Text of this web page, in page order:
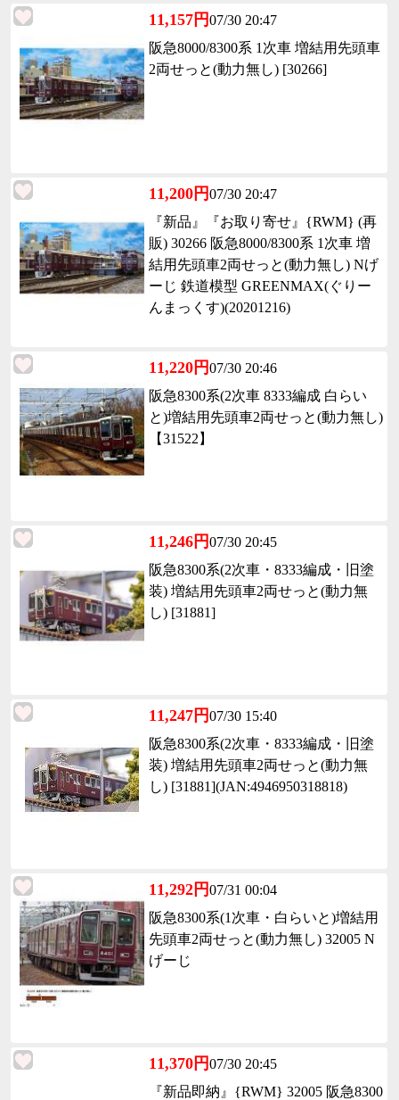
11,157円07/30 20:47
阪急8000/8300系 1次車 増結用先頭車
2両せっと(動力無し) [30266]
11,200円07/30 20:47
『新品』『お取り寄せ』{RWM} (再
販) 30266 阪急8000/8300系 1次車 増
結用先頭車2両せっと(動力無し) Nげ
ーじ 鉄道模型 GREENMAX(ぐりー
んまっくす)(20201216)
11,220円07/30 20:46
阪急8300系(2次車 8333編成 白らい
と)増結用先頭車2両せっと(動力無し)
【31522】
11,246円07/30 20:45
阪急8300系(2次車・8333編成・旧塗
装) 増結用先頭車2両せっと(動力無
し) [31881]
11,247円07/30 15:40
阪急8300系(2次車・8333編成・旧塗
装) 増結用先頭車2両せっと(動力無
し) [31881](JAN:4946950318818)
11,292円07/31 00:04
阪急8300系(1次車・白らいと)増結用
先頭車2両せっと(動力無し) 32005 N
げーじ
11,370円07/30 20:45
『新品即納』{RWM} 32005 阪急8300